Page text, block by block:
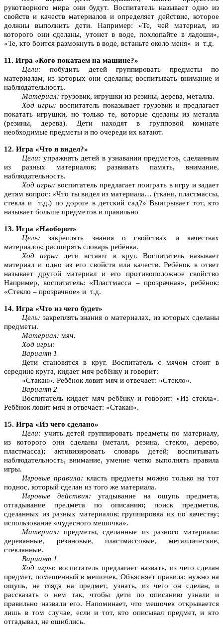
рукотворного мира они будут. Воспитатель называет одно из
свойств и качеств материалов и определяет действие, которое
должны выполнить дети. Например: «Те, чей материал, из
которого они сделаны, утонет в воде, похлопайте в ладоши»,
«Те, кто боится размокнуть в воде, встаньте около меня» и т.д.
11. Игра «Кого покатаем на машине?»
Цели: побудить детей группировать предметы по
материалам, из которых они сделаны; воспитывать внимание и
наблюдательность.
Материал: грузовик, игрушки из резины, дерева, металла.
Ход игры: воспитатель показывает грузовик и предлагает
покатать игрушки, но только те, которые сделаны из металла
(резины, дерева). Дети находят в групповой комнате
необходимые предметы и по очереди их катают.
12. Игра «Что я видел?»
Цели: упражнять детей в узнавании предметов, сделанным
из разных материалов; развивать память, внимание,
наблюдательность.
Ход игры: воспитатель предлагает поиграть в игру и задает
детям вопрос: «Что ты видел из материала… (ткани, пластмассы,
стекла и т.д.) по дороге в детский сад?» Выигрывает тот, кто
называет больше предметов и правильно
13. Игра «Наоборот»
Цель: закреплять знания о свойствах и качествах
материалов; расширять словарь ребёнка.
Ход игры: дети встают в круг. Воспитатель называет
материал и одно из его свойств или качеств. Ребёнок в ответ
называет другой материал и его противоположное свойство
Например, воспитатель: «Пластмасса – прозрачная», ребёнок:
«Стекло – прозрачное» и т.д.
14. Игра «Что из чего будет»
Цель: закреплять знания о материалах, из которых сделаны
предметы.
Материал: мяч.
Ход игры:
Вариант 1
Дети становятся в круг. Воспитатель с мячом стоит в
середине круга, кидает мяч ребёнку и говорит:
«Стакан». Ребёнок ловит мяч и отвечает: «Стекло».
Вариант 2
Воспитатель кидает мяч ребёнку и говорит: «Из стекла».
Ребёнок ловит мяч и отвечает: «Стакан».
15. Игра «Из чего сделано»
Цели: учить детей группировать предметы по материалу,
из которого они сделаны (металл, резина, стекло, дерево,
пластмасса); активизировать словарь детей; воспитывать
наблюдательность, внимание, умение четко выполнять правила
игры.
Игровые правила: класть предметы можно только на тот
поднос, который сделан из того же материала.
Игровые действия: угадывание на ощупь предмета,
отгадывание предмета по описанию; поиск предметов,
сделанных из разных материалов; группировка их по качеству;
использование «чудесного мешочка».
Материал: предметы, сделанные из разного материала:
деревянные, резиновые, пластмассовые, металлические,
стеклянные.
Вариант 1
Ход игры: воспитатель предлагает назвать, из чего сделан
предмет, помещенный в мешочек. Объясняет правила: нужно на
ощупь, не глядя на предмет, узнать, из чего он сделан, и
рассказать о нем так, чтобы дети по описанию узнали и
правильно назвали его. Напоминает, что мешочек открывается
лишь в том случае, если и тот, кто описывал предмет, и кто
отгадывал, не ошиблись.